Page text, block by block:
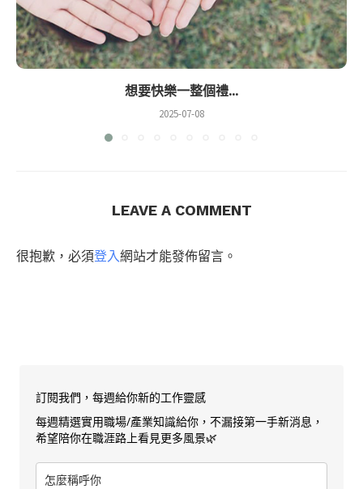
想要快樂一整個禮...
2025-07-08
LEAVE A COMMENT
很抱歉，必須登入網站才能發佈留言。
訂閱我們，每週給你新的工作靈感
每週精選實用職場/產業知識給你，不漏接第一手新消息，
希望陪你在職涯路上看見更多風景🌿